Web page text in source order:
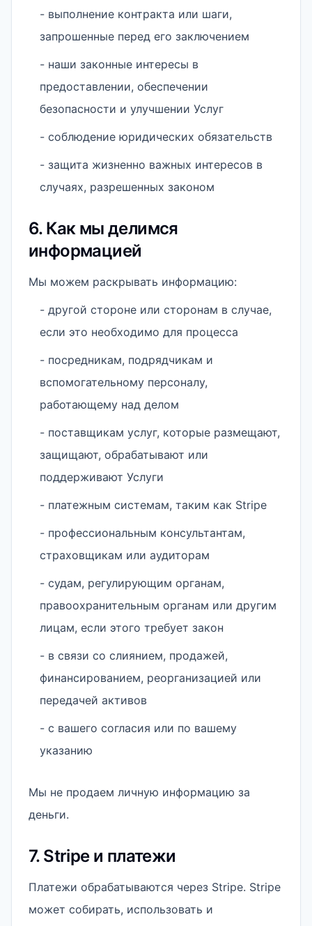
- выполнение контракта или шаги,
запрошенные перед его заключением
- наши законные интересы в
предоставлении, обеспечении
безопасности и улучшении Услуг
- соблюдение юридических обязательств
- защита жизненно важных интересов в
случаях, разрешенных законом
6. Как мы делимся
информацией
Мы можем раскрывать информацию:
- другой стороне или сторонам в случае,
если это необходимо для процесса
- посредникам, подрядчикам и
вспомогательному персоналу,
работающему над делом
- поставщикам услуг, которые размещают,
защищают, обрабатывают или
поддерживают Услуги
- платежным системам, таким как Stripe
- профессиональным консультантам,
страховщикам или аудиторам
- судам, регулирующим органам,
правоохранительным органам или другим
лицам, если этого требует закон
- в связи со слиянием, продажей,
финансированием, реорганизацией или
передачей активов
- с вашего согласия или по вашему
указанию
Мы не продаем личную информацию за
деньги.
7. Stripe и платежи
Платежи обрабатываются через Stripe. Stripe
может собирать, использовать и